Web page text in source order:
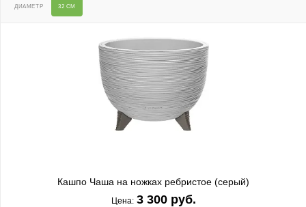
ДИАМЕТР 32 СМ
Кашпо Чаша на ножках ребристое (серый)
Цена: 3 300 руб.